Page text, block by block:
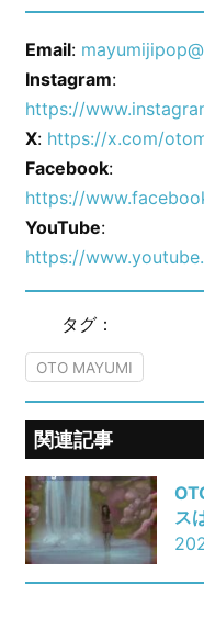
Email:
Instagram:
https://
X: https://x.com/
Facebook:
https://
YouTube:
https://
タグ：
OTO MAYUMI
関連記事
ス
登